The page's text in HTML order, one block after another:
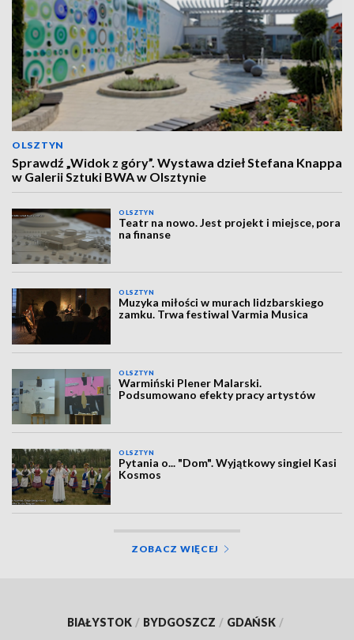
OLSZTYN
Sprawdź „Widok z góry”. Wystawa dzieł Stefana Knappa
w Galerii Sztuki BWA w Olsztynie
OLSZTYN
Teatr na nowo. Jest projekt i miejsce, pora
na finanse
OLSZTYN
Muzyka miłości w murach lidzbarskiego
zamku. Trwa festiwal Varmia Musica
OLSZTYN
Warmiński Plener Malarski.
Podsumowano efekty pracy artystów
OLSZTYN
Pytania o... "Dom". Wyjątkowy singiel Kasi
Kosmos
ZOBACZ WIĘCEJ
BIAŁYSTOK / BYDGOSZCZ / GDAŃSK /